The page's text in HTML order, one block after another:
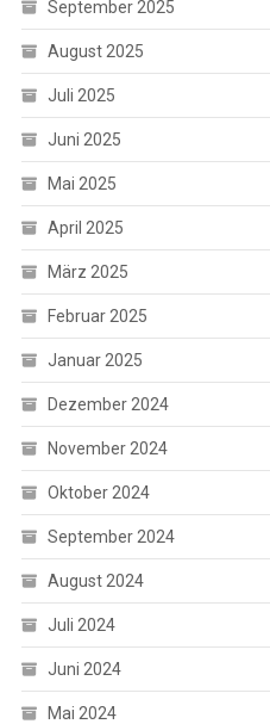
September 2025
August 2025
Juli 2025
Juni 2025
Mai 2025
April 2025
März 2025
Februar 2025
Januar 2025
Dezember 2024
November 2024
Oktober 2024
September 2024
August 2024
Juli 2024
Juni 2024
Mai 2024